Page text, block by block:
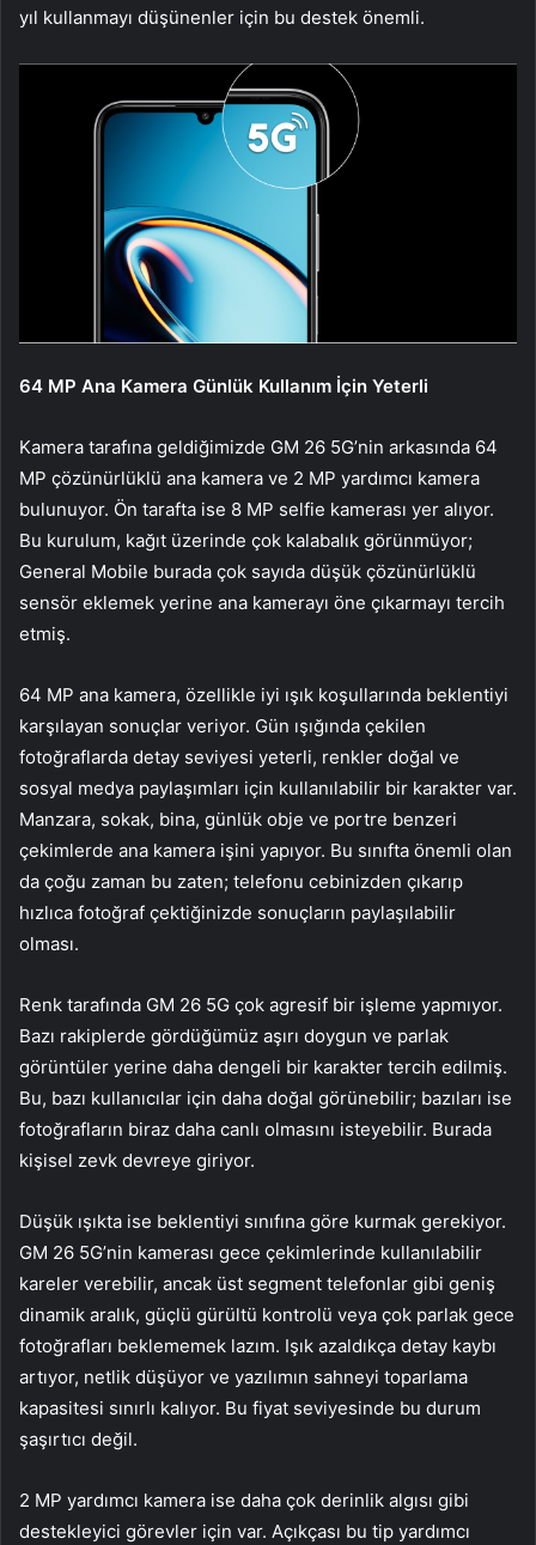
yıl kullanmayı düşünenler için bu destek önemli.
64 MP Ana Kamera Günlük Kullanım İçin Yeterli
Kamera tarafına geldiğimizde GM 26 5G’nin arkasında 64
MP çözünürlüklü ana kamera ve 2 MP yardımcı kamera
bulunuyor. Ön tarafta ise 8 MP selfie kamerası yer alıyor.
Bu kurulum, kağıt üzerinde çok kalabalık görünmüyor;
General Mobile burada çok sayıda düşük çözünürlüklü
sensör eklemek yerine ana kamerayı öne çıkarmayı tercih
etmiş.
64 MP ana kamera, özellikle iyi ışık koşullarında beklentiyi
karşılayan sonuçlar veriyor. Gün ışığında çekilen
fotoğraflarda detay seviyesi yeterli, renkler doğal ve
sosyal medya paylaşımları için kullanılabilir bir karakter var.
Manzara, sokak, bina, günlük obje ve portre benzeri
çekimlerde ana kamera işini yapıyor. Bu sınıfta önemli olan
da çoğu zaman bu zaten; telefonu cebinizden çıkarıp
hızlıca fotoğraf çektiğinizde sonuçların paylaşılabilir
olması.
Renk tarafında GM 26 5G çok agresif bir işleme yapmıyor.
Bazı rakiplerde gördüğümüz aşırı doygun ve parlak
görüntüler yerine daha dengeli bir karakter tercih edilmiş.
Bu, bazı kullanıcılar için daha doğal görünebilir; bazıları ise
fotoğrafların biraz daha canlı olmasını isteyebilir. Burada
kişisel zevk devreye giriyor.
Düşük ışıkta ise beklentiyi sınıfına göre kurmak gerekiyor.
GM 26 5G’nin kamerası gece çekimlerinde kullanılabilir
kareler verebilir, ancak üst segment telefonlar gibi geniş
dinamik aralık, güçlü gürültü kontrolü veya çok parlak gece
fotoğrafları beklememek lazım. Işık azaldıkça detay kaybı
artıyor, netlik düşüyor ve yazılımın sahneyi toparlama
kapasitesi sınırlı kalıyor. Bu fiyat seviyesinde bu durum
şaşırtıcı değil.
2 MP yardımcı kamera ise daha çok derinlik algısı gibi
destekleyici görevler için var. Açıkçası bu tip yardımcı